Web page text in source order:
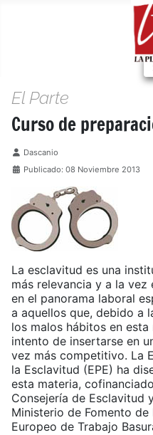
El Parte
Curso de
Detalles
Dascanio
Publicado: 08 Noviembre 2013
La esclavitud es una
más relevancia y a la vez
en el panorama laboral
a aquellos que, debido a
los malos hábitos en
intento de insertarse en
vez más competitivo. La
la Esclavitud (EPE) ha
esta materia,
Consejería de Esclavitud
Ministerio de Fomento
Europeo de Trabajo